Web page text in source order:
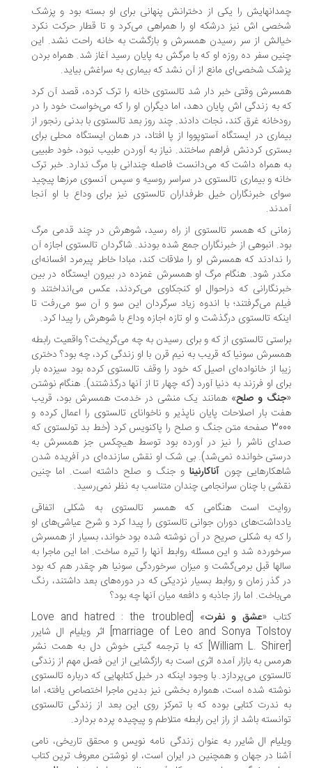
را یکی از دخترانش پنهانی برای او بسته بود و پزشک
اش نیز درشکه او را همراهی می‌کرد و تا قطار حرکت نکرد
از سر رسیدن همسرش و بازگشت به خانه راحت نشد. این
سفر ده روزه او که با مرگش به پایان رسید آغاز شد. همراه بردن
شخصی‌ای مانع از آن نشد که بیماری به سراغش بیاید.
وقتی خبر دار شد تالستوی خانه را ترک کرده، قصد آن کرد
به زندگی اش پایان دهد، اما دیگران او را که می‌خواست خود را در
غرق کند، نجات دادند. چند روز بعد تالستوی با بدنی رنجور از
در ایستگاه آستوپووا از پا افتاد، در همان ایستگاه محلی برای
کردنش فراهم ساختند. نیاز به آوردن طبیب نبود، خود طبیبی
همراه داشت که می‌دانست فاصله چندانی با مرگ ندارد. خبر ترک
و بیماری تالستوی در سراسر روسیه و سپس آنسوی مرزها پیچید
خبرنگاران خیل طرفداران تالستوی نیز برای وداع با او آنجا
که همسر تالستوی از راه رسید، شوهرش در چند قدمی مرگ
انبوهی از خبرنگاران جمع شده بودند. شاگردان تالستوی اجازه آن
ندادند که همسرش او را ملاقات کند، مبادا خاطر پیرمرد افسانه‌ای
شود. هنگام مرگ او همسرش غمزده در بیرون ایستگاه در بین
که دراحوال او کنجکاوی می‌کردند، عکس می‌انداختند و
می‌گرفتند؛ با اندوه زیاد سرگردان این سو و آن سو می‌رفت تا
تالستوی درگذشت و او تازه اجازه وداع با شوهرش را پیدا کرد.
تالستوی از که و برای رسیدن به چه می‌گریخت؟ واقعیت رابطه
سونیا که قریب به نیم قرن با او زندگی کرد، چه بود؟ دختری
از خانواده‌ای اصیل که خود را وقف تالستوی کرده بود سیزده بار
او فرزند به دنیا آورد (که چهار تا از آنها درگذشتند). هنگام نوشتن
و صلح » همانند یک منشی در خدمت همسرش بود، قریب
بار اصلاحات پایان ناپذیر و ناخوانای تالستوی را اعمال کرده و
3000 صفحه متن جنگ و صلح را پاکنویس کرد (خط بد تولستوی که
ناشر را نیز در آورده بود توسط هیچکس جز همسرش به
خوانده نمی‌شد). بی شک او نقش سازنده‌ای در آفریده شدن
چون آناکارنیناو جنگ و صلح داشته است. اما چنین
با چنان سرانجامی چندان متناسب به نظر نمی‌رسید.
است هنگامی که همسر تالستوی به شکلی اتفاقی
دوران جوانی تالستوی را پیدا کرد و شرح عیاشی‌های او
که به شکلی صریح در آن نوشته شده بود خواند، بسیار از همسرش
شد و این مسئله روابط آنها را تیره ساخت. اما این ماجرا به
قبل برمی‌گشت و میزان سرخوردگی سونیا هر چقدر هم که بود
گذر زمان و روابط بسیار نزدیکی که در دوره‌های بعد داشتند، رنگ
اما راز جاذبه و دافعه میان آنها چه بود؟
«عشق و نفرت
» [Love and hatred : the troubled
marriage of Leo and Sonya Tolstoy] اثر ویلیام ال شایرر
[William L. Shirer] که با ترجمه گیتی خوش دل به همت نشر
به بازار آمده اثری است به رازگشایی از این فصل مهم از زندگی
می‌پردازد. با وجود اینکه در خیل کتابهایی که درباره تالستوی
شده است، همواره بخشی نیز بدین ماجرا اختصاص یافته، اما
ندرت کتابی بوده که با تمرکز روی این بعد از زندگی تالستوی
باشد از راز این رابطه متلاطم و پیچیده پرده بردارد.
ال شایرر به عنوان زندگی نامه نویس و محقق تاریخی، نامی
در جهان و همچنین در ایران است، او نوشتن معروف ترین کتاب